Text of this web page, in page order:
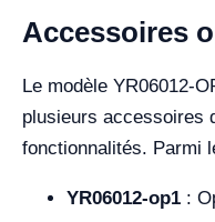
Accessoires
Le modèle YR06012-
plusieurs accessoires
fonctionnalités. Parmi
YR06012-op1 :